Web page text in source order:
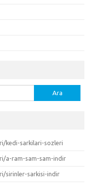
kedi-sarkilari-sozleri
a-ram-sam-sam-indir
sirinler-sarkisi-indir